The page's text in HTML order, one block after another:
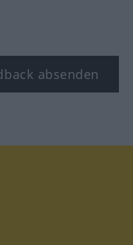
absenden